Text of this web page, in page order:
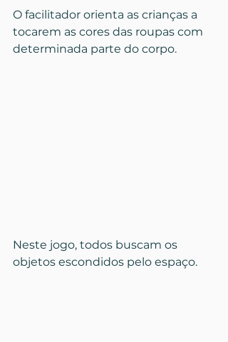
O facilitador orienta as crianças a
tocarem as cores das roupas com
determinada parte do corpo.
Neste jogo, todos buscam os
objetos escondidos pelo espaço.